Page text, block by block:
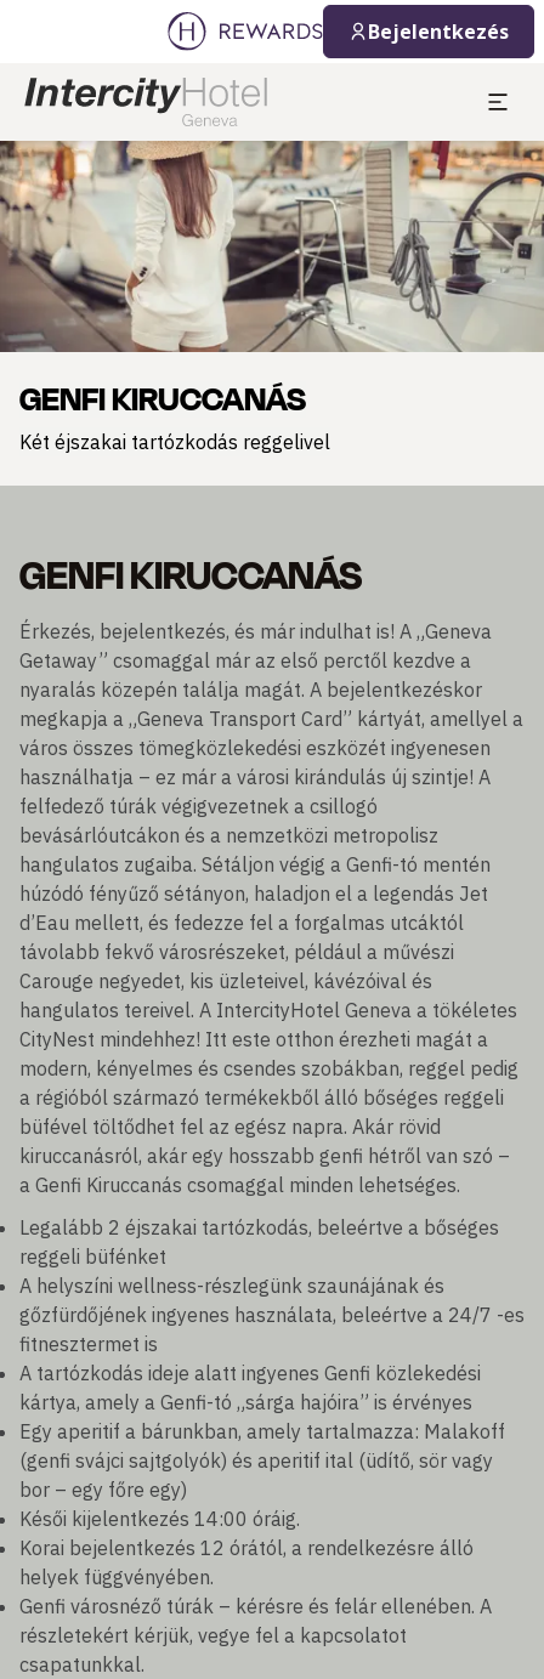
Bejelentkezés
Dia: 1 of 1
GENFI KIRUCCANÁS
Két éjszakai tartózkodás reggelivel
GENFI KIRUCCANÁS
Érkezés, bejelentkezés, és már indulhat is! A „Geneva
Getaway” csomaggal már az első perctől kezdve a
nyaralás közepén találja magát. A bejelentkezéskor
megkapja a „Geneva Transport Card” kártyát, amellyel a
város összes tömegközlekedési eszközét ingyenesen
használhatja – ez már a városi kirándulás új szintje! A
felfedező túrák végigvezetnek a csillogó
bevásárlóutcákon és a nemzetközi metropolisz
hangulatos zugaiba. Sétáljon végig a Genfi-tó mentén
húzódó fényűző sétányon, haladjon el a legendás Jet
d’Eau mellett, és fedezze fel a forgalmas utcáktól
távolabb fekvő városrészeket, például a művészi
Carouge negyedet, kis üzleteivel, kávézóival és
hangulatos tereivel. A IntercityHotel Geneva a tökéletes
CityNest mindehhez! Itt este otthon érezheti magát a
modern, kényelmes és csendes szobákban, reggel pedig
a régióból származó termékekből álló bőséges reggeli
büfével töltődhet fel az egész napra. Akár rövid
kiruccanásról, akár egy hosszabb genfi hétről van szó –
a Genfi Kiruccanás csomaggal minden lehetséges.
Legalább 2 éjszakai tartózkodás, beleértve a bőséges
reggeli büfénket
A helyszíni wellness-részlegünk szaunájának és
gőzfürdőjének ingyenes használata, beleértve a 24/7 -es
fitnesztermet is
A tartózkodás ideje alatt ingyenes Genfi közlekedési
kártya, amely a Genfi-tó „sárga hajóira” is érvényes
Egy aperitif a bárunkban, amely tartalmazza: Malakoff
(genfi svájci sajtgolyók) és aperitif ital (üdítő, sör vagy
bor – egy főre egy)
Késői kijelentkezés 14:00 óráig.
Korai bejelentkezés 12 órától, a rendelkezésre álló
helyek függvényében.
Genfi városnéző túrák – kérésre és felár ellenében. A
részletekért kérjük, vegye fel a kapcsolatot
csapatunkkal.